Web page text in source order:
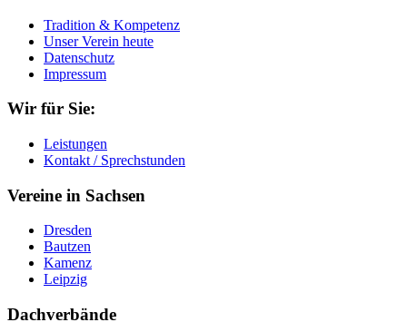
Tradition & Kompetenz
Unser Verein heute
Datenschutz
Impressum
Wir für Sie:
Leistungen
Kontakt / Sprechstunden
Vereine in Sachsen
Dresden
Bautzen
Kamenz
Leipzig
Dachverbände